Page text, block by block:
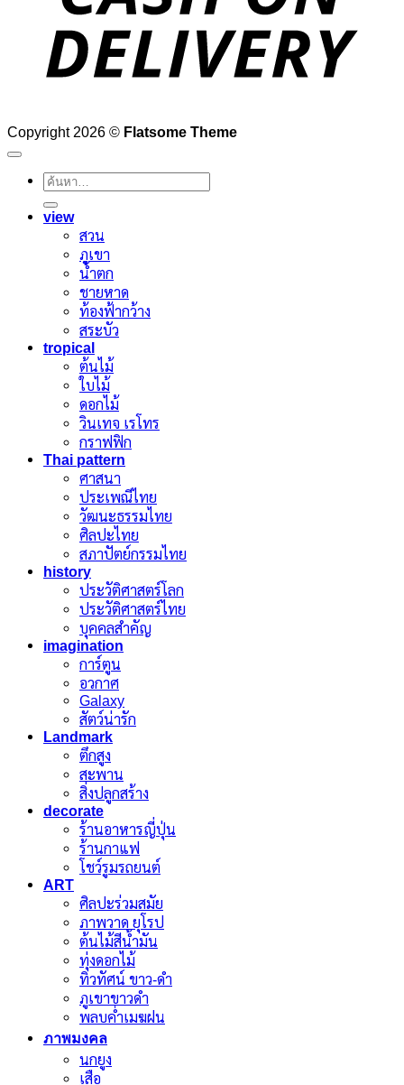
Copyright 2026 © Flatsome Theme
ค้นหา:
view
สวน
ภูเขา
น้ำตก
ชายหาด
ท้องฟ้ากว้าง
สระบัว
tropical
ต้นไม้
ใบไม้
ดอกไม้
วินเทจ เรโทร
กราฟฟิก
Thai pattern
ศาสนา
ประเพณีไทย
วัฒนะธรรมไทย
ศิลปะไทย
สภาปัตย์กรรมไทย
history
ประวัติศาสตร์โลก
ประวัติศาสตร์ไทย
บุคคลสำคัญ
imagination
การ์ตูน
อวกาศ
Galaxy
สัตว์น่ารัก
Landmark
ตึกสูง
สะพาน
สิ่งปลูกสร้าง
decorate
ร้านอาหารญี่ปุ่น
ร้านกาแฟ
โชว์รูมรถยนต์
ART
ศิลปะร่วมสมัย
ภาพวาด ยุโรป
ต้นไม้สีน้ำมัน
ทุ่งดอกไม้
ทิวทัศน์ ขาว-ดำ
ภูเขาขาวดำ
พลบค่ำเมฆฝน
ภาพมงคล
นกยูง
เสือ